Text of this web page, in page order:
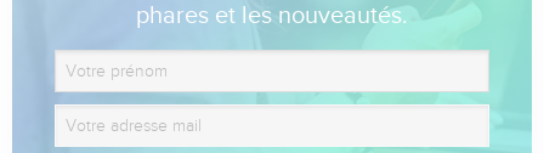
phares et les nouveautés.